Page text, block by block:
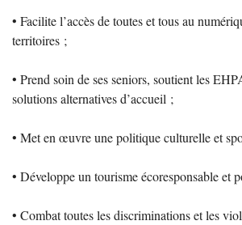
• Facilite l’accès de toutes et tous au
territoires ;
• Prend soin de ses seniors, soutient les
solutions alternatives d’accueil ;
• Met en œuvre une politique culturelle et
• Développe un tourisme écoresponsable et
• Combat toutes les discriminations et les